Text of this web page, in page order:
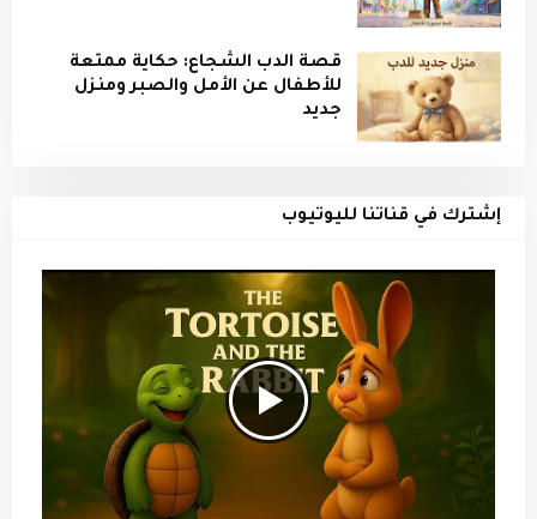
قصة الدب الشجاع: حكاية ممتعة
للأطفال عن الأمل والصبر ومنزل
جديد
إشترك في قناتنا لليوتيوب